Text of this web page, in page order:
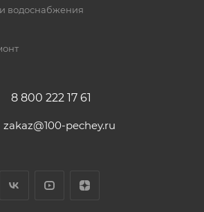
водоснабжения
8 800 222 17 61
zakaz@100-pechey.ru